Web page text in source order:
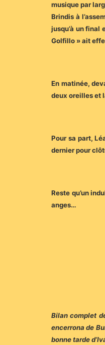
musique par
Brindis à
jusqu’à un final
Golfillo » ait
En matinée,
deux oreilles et
Pour sa part,
dernier pour
Reste qu’un
anges…
Bilan complet
encerrona de
bonne tarde